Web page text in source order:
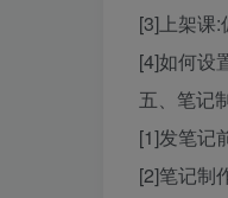
[3]上架课
[4]如何设
五、笔记
[1]发笔记
[2]笔记制